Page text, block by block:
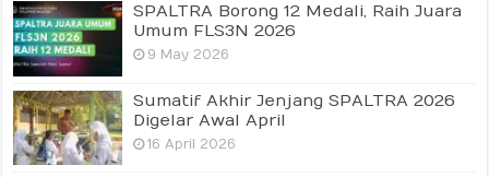
SPALTRA Borong 12 Medali, Raih Juara
Umum FLS3N 2026
9 May 2026
Sumatif Akhir Jenjang SPALTRA 2026
Digelar Awal April
16 April 2026